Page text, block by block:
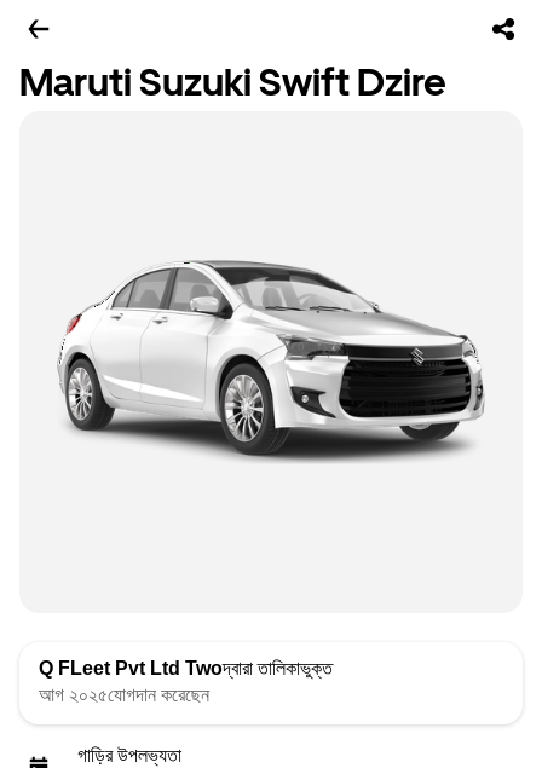
Maruti Suzuki Swift Dzire
Q FLeet Pvt Ltd Twoদ্বারা তালিকাভুক্ত
আগ ২০২৫যোগদান করেছেন
গাড়ির উপলভ্যতা